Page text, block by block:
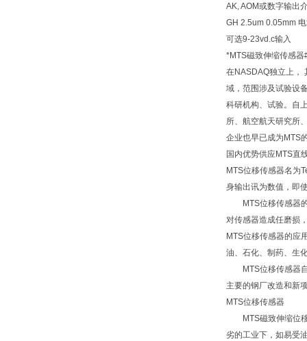
AK, AOM或数字输出
GH 2.5um 0.05mm
可选9-23vd.c输入
*MTS磁致伸缩传感器
在NASDAQ独立上，
域，范围涉及试验设
科研机构、试验。自
所、航空航天研究所
企业也早已成为MTS
国内优势供应MTS直
MTS位移传感器名为
身输出讯为数值，即
MTS位移传感器的
对传感器造成任磨损
MTS位移传感器的应
油、石化、制药、生
MTS位移传感器自
主要的钢厂改造和新
MTS位移传感器
MTS磁致伸缩位移
劣的工业下，如易受